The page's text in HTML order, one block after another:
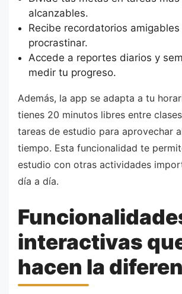
alcanzables.
Recibe recordatorios
procrastinar.
Accede a reportes diarios y
medir tu progreso.
Además, la app se adapta a tu
tienes 20 minutos libres entre
tareas de estudio para aprovechar
tiempo. Esta funcionalidad te
estudio con otras actividades
día a día.
interactivas
hacen la